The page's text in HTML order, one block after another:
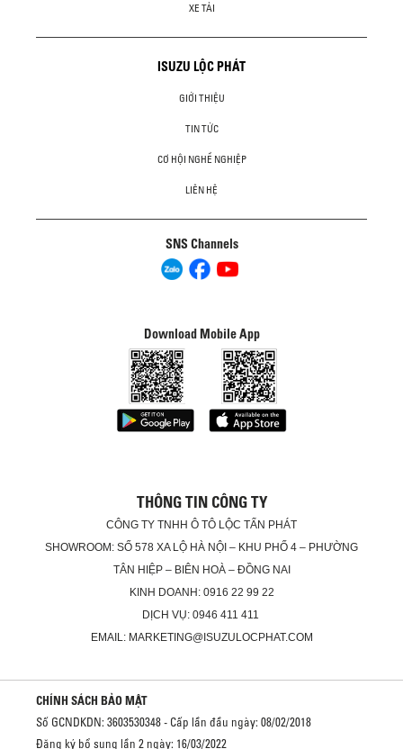
XE TẢI
ISUZU LỘC PHÁT
GIỚI THIỆU
TIN TỨC
CƠ HỘI NGHỀ NGHIỆP
LIÊN HỆ
SNS Channels
Download Mobile App
THÔNG TIN CÔNG TY
CÔNG TY TNHH Ô TÔ LỘC TẤN PHÁT
SHOWROOM: SỐ 578 XA LỘ HÀ NỘI – KHU PHỐ 4 – PHƯỜNG
TÂN HIỆP – BIÊN HOÀ – ĐỒNG NAI
KINH DOANH: 0916 22 99 22
DỊCH VỤ: 0946 411 411
EMAIL: MARKETING@ISUZULOCPHAT.COM
CHÍNH SÁCH BẢO MẬT
Số GCNDKDN: 3603530348 - Cấp lần đầu ngày: 08/02/2018
Đăng ký bổ sung lần 2 ngày: 16/03/2022